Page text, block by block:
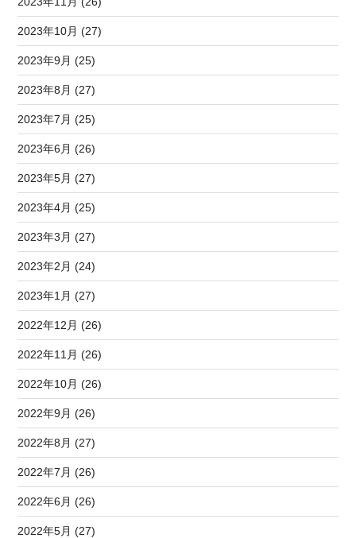
2023年10月 (27)
2023年9月 (25)
2023年8月 (27)
2023年7月 (25)
2023年6月 (26)
2023年5月 (27)
2023年4月 (25)
2023年3月 (27)
2023年2月 (24)
2023年1月 (27)
2022年12月 (26)
2022年11月 (26)
2022年10月 (26)
2022年9月 (26)
2022年8月 (27)
2022年7月 (26)
2022年6月 (26)
2022年5月 (27)